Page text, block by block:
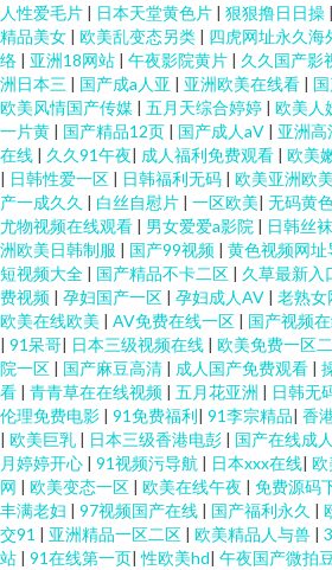
人性爱毛片 | 日本天堂黄色片 | 狠狠撸日日操 |
精品美女 | 欧美乱变态另类 | 四虎网址永久海
络 | 亚洲18网站 | 午夜影院黄片 | 久久国产影
洲日本三 | 国产成a人亚 | 亚洲欧美在线看 |
欧美风情国产传媒 | 五月天综合婷婷 | 欧美人
一片黄 | 国产精品12页 | 国产成人aV | 亚洲高
在线 | 久久91午夜| 成人福利免费观看 | 欧美
| 日韩性爱一区 | 日韩福利无码 | 欧美亚洲欧美
产一成久久 | 白丝自慰片 | 一区欧美| 无码黄
尤物视频在线观看 | 男女爱爱a影院 | 日韩丝
洲欧美日韩制服 | 国产99视频 | 黄色视频网址
短视频大全 | 国产精品不卡二区 | 久草最新入
费视频 | 孕妇国产一区 | 孕妇成人AV | 老熟女
欧美在线欧美 | AV免费在线一区 | 国产视频
| 91呆哥| 日本三级视频在线 | 欧美免费一区
院一区 | 国产麻豆高清 | 成人国产免费观看 |
看 | 青青草在在线视频 | 五月花亚洲 | 日韩无
伦理免费电影 | 91免费福利| 91李宗精品| 香
| 欧美巨乳 | 日本三级香港电彭 | 国产在线成人
月婷婷开心 | 91视频污导航 | 日本xxx在线| 欧
网 | 欧美变态一区 | 欧美在线午夜 | 免费源码
丰满老妇 | 97视频国产在线 | 国产福利永久 |
交91 | 亚洲精品一区二区 | 欧美精品人与兽 |
站 | 91在线第一页|性欧美hd| 午夜国产微拍